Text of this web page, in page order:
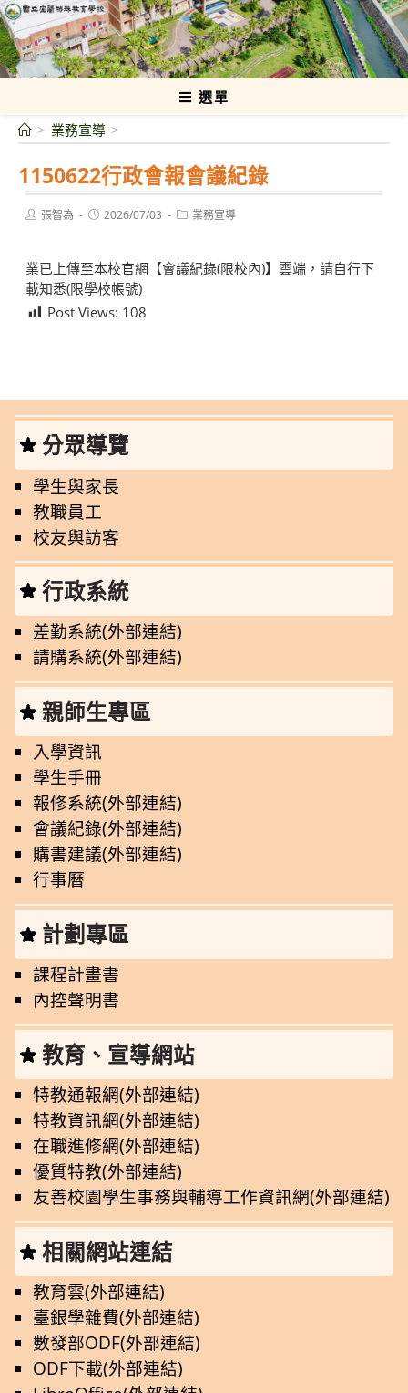
跳
轉
至
主
國立宜蘭特殊教育學校
選單
1150622行政會報會議紀錄
> 業務宣導 >
Post張智為
Post2026/07/03
Post業務宣導
業已上傳至本校官網【會議紀錄(限校內)】雲端，請自行下
載知悉(限學校帳號)
Post Views: 108
分眾導覽
學生與家長
教職員工
校友與訪客
行政系統
差勤系統(外部連結)
請購系統(外部連結)
親師生專區
入學資訊
學生手冊
報修系統(外部連結)
會議紀錄(外部連結)
購書建議(外部連結)
行事曆
計劃專區
課程計畫書
內控聲明書
教育、宣導網站
特教通報網(外部連結)
特教資訊網(外部連結)
在職進修網(外部連結)
優質特教(外部連結)
友善校園學生事務與輔導工作資訊網(外部連結)
相關網站連結
教育雲(外部連結)
臺銀學雜費(外部連結)
數發部ODF(外部連結)
ODF下載(外部連結)